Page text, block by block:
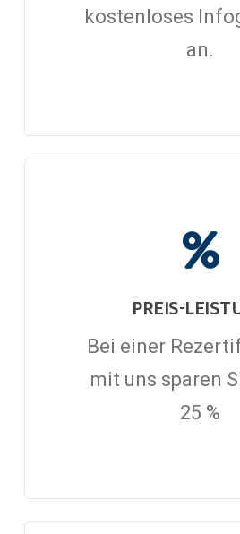
kostenloses
an.
PREIS-
Bei einer
mit uns sparen
25 %